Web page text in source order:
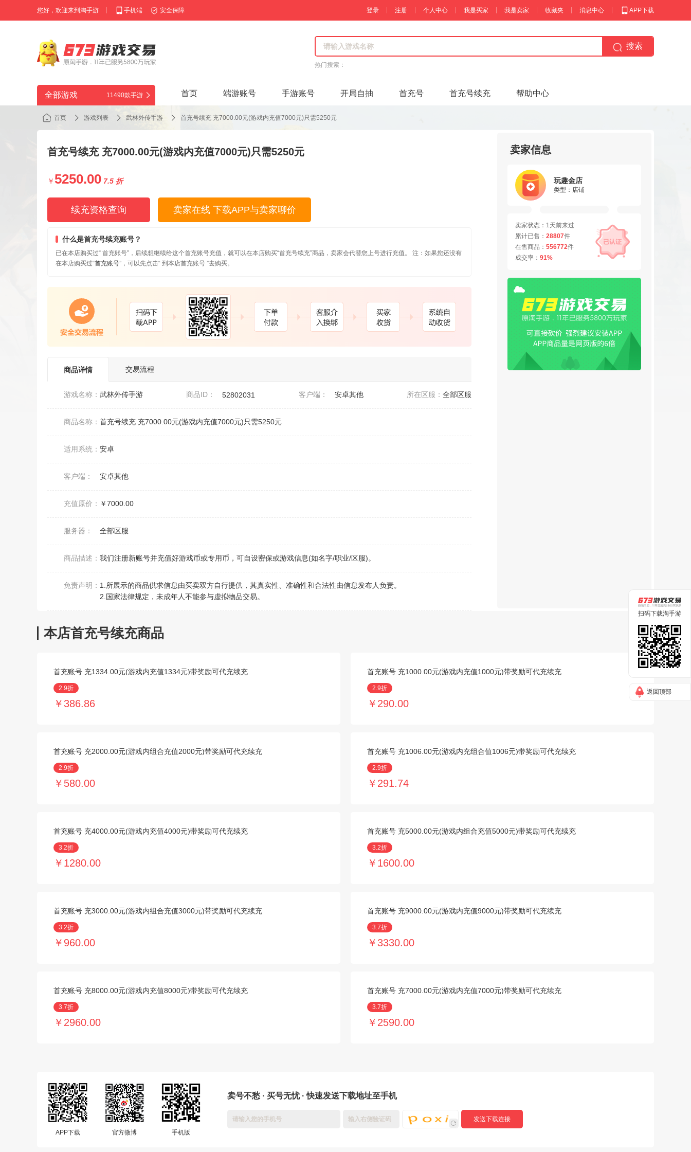
您好，欢迎来到淘手游 手机端 安全保障 登录 注册 个人中心 我是买家 我是卖家 收藏夹 消息中心 APP下载
搜索
热门搜索：
全部游戏 11490款手游 首页 端游账号 手游账号 开局自抽 首充号 首充号续充 帮助中心
首页 游戏列表 武林外传手游 首充号续充 充7000.00元(游戏内充值7000元)只需5250元
首充号续充 充7000.00元(游戏内充值7000元)只需5250元
￥ 5250.00 7.5 折
续充资格查询 卖家在线 下载APP与卖家聊价
什么是首充号续充账号？
已在本店购买过“ 首充账号”，后续想继续给这个首充账号充值，就可以在本店购买“首充号续充”商品，卖家会代替您上号进行充值。 注：如果您还没有
在本店购买过“首充账号”，可以先点击“ 到本店首充账号 ”去购买。
商品详情 交易流程
游戏名称： 武林外传手游 商品ID： 52802031 客户端： 安卓其他 所在区服： 全部区服
商品名称： 首充号续充 充7000.00元(游戏内充值7000元)只需5250元
适用系统： 安卓
客户端： 安卓其他
充值原价： ￥7000.00
服务器： 全部区服
商品描述： 我们注册新账号并充值好游戏币或专用币，可自设密保或游戏信息(如名字/职业/区服)。
免责声明： 1.所展示的商品供求信息由买卖双方自行提供，其真实性、准确性和合法性由信息发布人负责。
2.国家法律规定，未成年人不能参与虚拟物品交易。
卖家信息
玩趣金店
类型：店铺
卖家状态：1天前来过
累计已售： 28807件
在售商品： 556772件
成交率： 91%
扫码下载淘手游
返回顶部
本店首充号续充商品
首充账号 充1334.00元(游戏内充值1334元)带奖励可代充续充
2.9折
￥386.86
首充账号 充1000.00元(游戏内充值1000元)带奖励可代充续充
2.9折
￥290.00
首充账号 充2000.00元(游戏内组合充值2000元)带奖励可代充续充
2.9折
￥580.00
首充账号 充1006.00元(游戏内充组合值1006元)带奖励可代充续充
2.9折
￥291.74
首充账号 充4000.00元(游戏内充值4000元)带奖励可代充续充
3.2折
￥1280.00
首充账号 充5000.00元(游戏内组合充值5000元)带奖励可代充续充
3.2折
￥1600.00
首充账号 充3000.00元(游戏内组合充值3000元)带奖励可代充续充
3.2折
￥960.00
首充账号 充9000.00元(游戏内充值9000元)带奖励可代充续充
3.7折
￥3330.00
首充账号 充8000.00元(游戏内充值8000元)带奖励可代充续充
3.7折
￥2960.00
首充账号 充7000.00元(游戏内充值7000元)带奖励可代充续充
3.7折
￥2590.00
APP下载 官方微博 手机版
卖号不愁 · 买号无忧 · 快速发送下载地址至手机
发送下载连接